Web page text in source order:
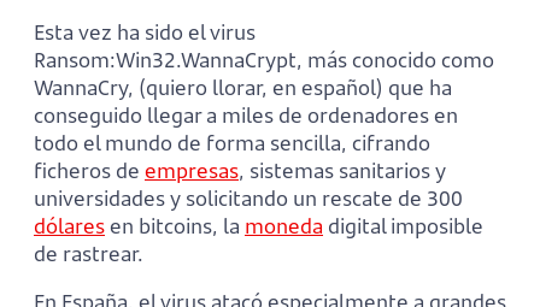
Esta vez ha sido el virus
Ransom:Win32.WannaCrypt, más conocido como
WannaCry, (quiero llorar, en español) que ha
conseguido llegar a miles de ordenadores en
todo el mundo de forma sencilla, cifrando
ficheros de empresas, sistemas sanitarios y
universidades y solicitando un rescate de 300
dólaresen bitcoins, la moneda digital imposible
de rastrear.